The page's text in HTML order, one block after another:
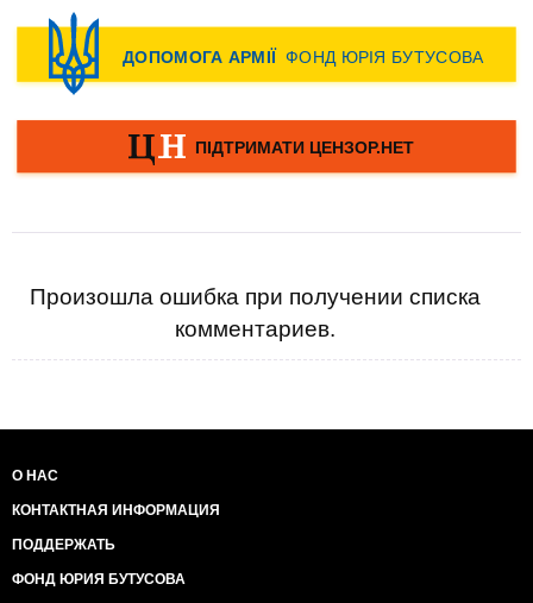
Произошла ошибка при получении списка
комментариев.
О НАС
КОНТАКТНАЯ ИНФОРМАЦИЯ
ПОДДЕРЖАТЬ
ФОНД ЮРИЯ БУТУСОВА